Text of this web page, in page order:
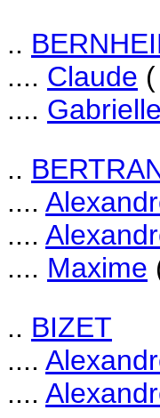
..
.... Claude
.... Gabrielle
..
....
....
.... Maxime
.. BIZET
....
....